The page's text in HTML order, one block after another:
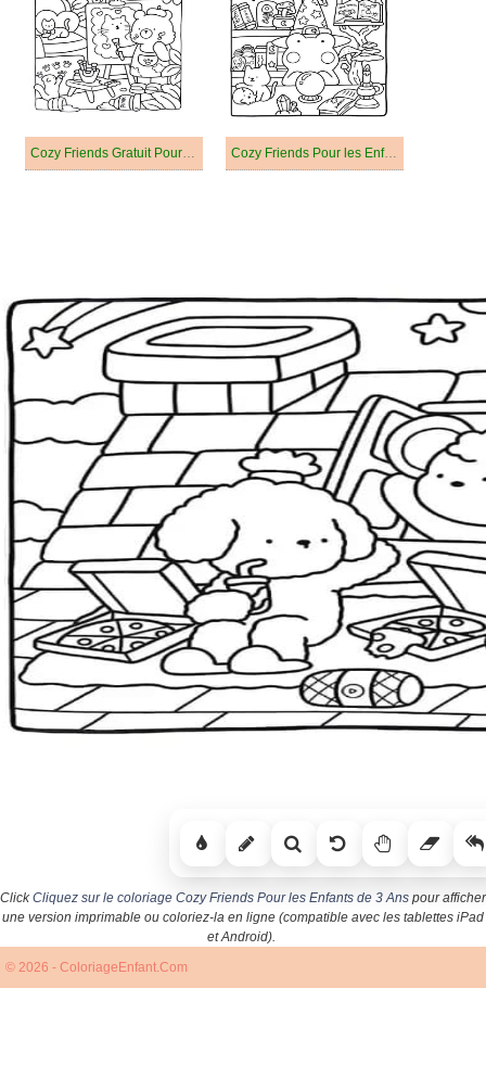
Cozy Friends Gratuit Pour les Enfants Cozy Friends Pour les Enfants de 4 Ans
ClickCliquez sur le coloriage Cozy Friends Pour les Enfants de 3 Ans pour afficher
une version imprimable ou coloriez-la en ligne (compatible avec les tablettes iPad
et Android).
© 2026 - ColoriageEnfant.Com